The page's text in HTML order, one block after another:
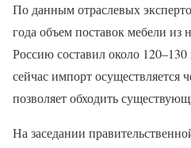
По данным отраслевых
года объем поставок мебели из
Россию составил около
сейчас импорт осуществляется
позволяет обходить
На заседании